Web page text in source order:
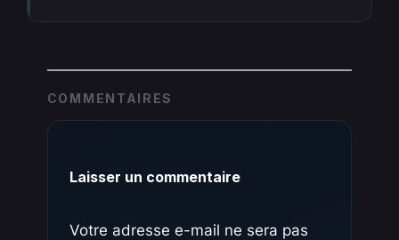
COMMENTAIRES
Laisser un commentaire
Votre adresse e-mail ne sera pas